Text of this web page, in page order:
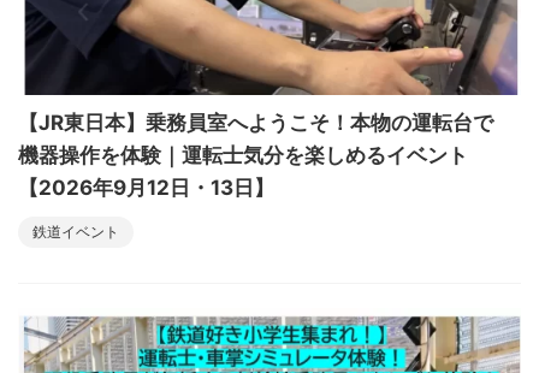
【JR東日本】乗務員室へようこそ！本物の運転台で
機器操作を体験｜運転士気分を楽しめるイベント
【2026年9月12日・13日】
鉄道イベント